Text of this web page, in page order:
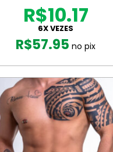
R$57.95 no pix
R$10.17
6X VEZES